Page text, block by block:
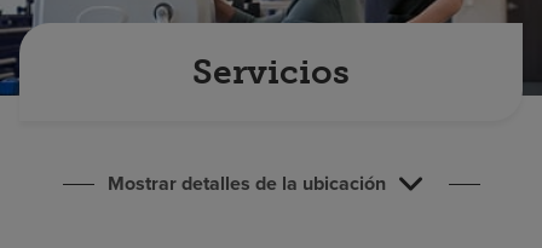
Pagar mi factura
Servicios
Mostrar detalles de la ubicación